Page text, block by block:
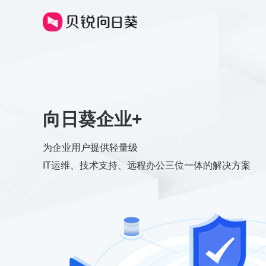
向日葵企业+
为企业用户提供轻量级
IT运维、技术支持、远程办公三位一体的解决方案